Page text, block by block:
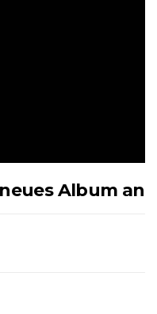
Album an